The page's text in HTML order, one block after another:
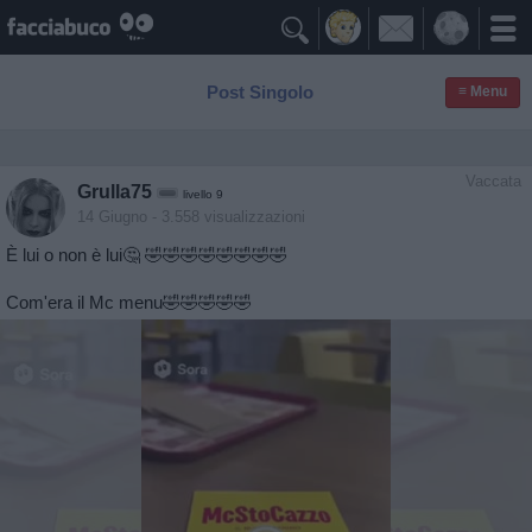

Post Singolo ≡ Menu
Vaccata
Grulla75 livello 9
14 Giugno - 3.558 visualizzazioni
È lui o non è lui🤔 🤣🤣🤣🤣🤣🤣🤣🤣
Com'era il Mc menu🤣🤣🤣🤣🤣